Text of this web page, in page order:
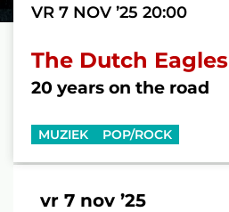
The Dutch Eagles
20 years on the road
VR 7 NOV ’25 20:00
MUZIEK POP/ROCK
vr 7 nov ’25